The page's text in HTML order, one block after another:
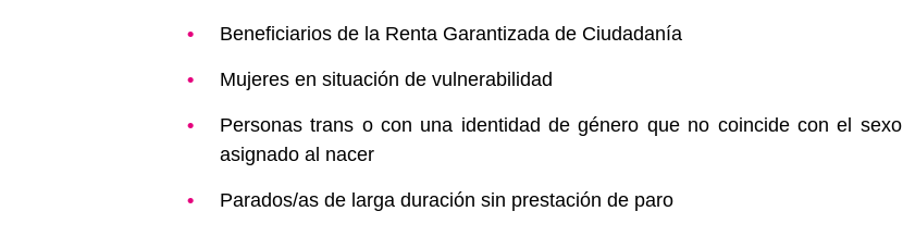
Beneficiarios de la Renta Garantizada de Ciudadanía
Mujeres en situación de vulnerabilidad
Personas trans o con una identidad de género que no coincide con el sexo
asignado al nacer
Parados/as de larga duración sin prestación de paro